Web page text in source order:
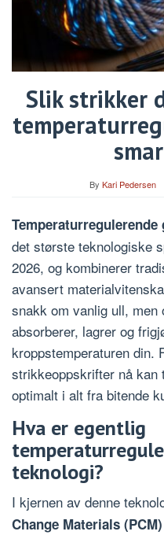
Slik strikker
By Kari Pedersen
det største teknologiske
2026, og kombinerer
avansert
snakk om vanlig ull,
absorberer, lagrer og
kroppstemperaturen din.
strikkeoppskrifter nå kan
optimalt i alt fra bitende
Hva er egentlig
teknologi?
I kjernen av denne
Change Materials (PCM)